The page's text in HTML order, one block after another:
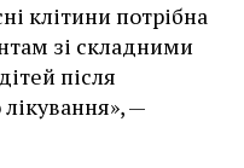
клітини потрібна
зі складними
після
—